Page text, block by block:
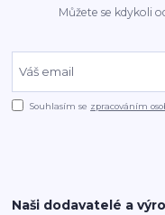
Můžete se kdykoli
Souhlasím se zpracováním
Naši dodavatelé a